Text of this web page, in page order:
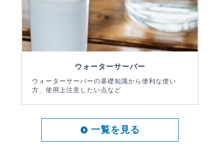
ウォーターサーバー
ウォーターサーバーの基礎知識から便利な使い
方、使用上注意したい点など
一覧を見る